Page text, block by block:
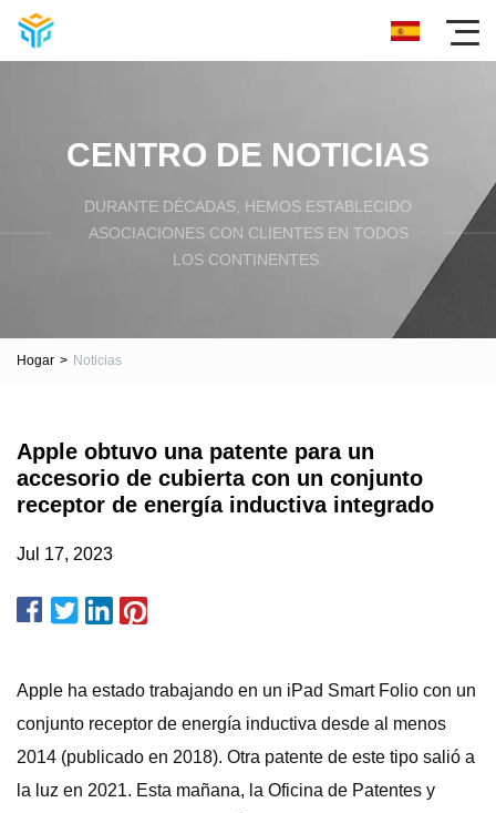
CENTRO DE NOTICIAS
DURANTE DÉCADAS, HEMOS ESTABLECIDO
ASOCIACIONES CON CLIENTES EN TODOS
LOS CONTINENTES.
Hogar > Noticias
Apple obtuvo una patente para un
accesorio de cubierta con un conjunto
receptor de energía inductiva integrado
Jul 17, 2023
Apple ha estado trabajando en un iPad Smart Folio con un
conjunto receptor de energía inductiva desde al menos
2014 (publicado en 2018). Otra patente de este tipo salió a
la luz en 2021. Esta mañana, la Oficina de Patentes y